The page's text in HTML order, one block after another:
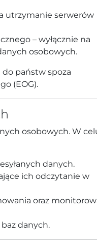
utrzymanie serwerów
– wyłącznie na
osobowych.
państw spoza
(EOG).
osobowych. W
danych.
ich odczytanie w
oraz
danych.